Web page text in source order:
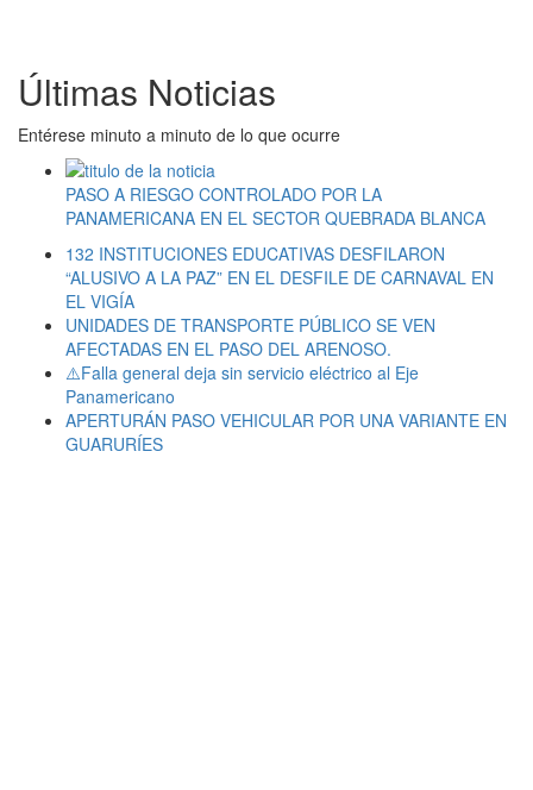
Últimas Noticias
Entérese minuto a minuto de lo que ocurre
PASO A RIESGO CONTROLADO POR LA
PANAMERICANA EN EL SECTOR QUEBRADA BLANCA
132 INSTITUCIONES EDUCATIVAS DESFILARON
“ALUSIVO A LA PAZ” EN EL DESFILE DE CARNAVAL EN
EL VIGÍA
UNIDADES DE TRANSPORTE PÚBLICO SE VEN
AFECTADAS EN EL PASO DEL ARENOSO.
⚠️Falla general deja sin servicio eléctrico al Eje
Panamericano
APERTURÁN PASO VEHICULAR POR UNA VARIANTE EN
GUARURÍES